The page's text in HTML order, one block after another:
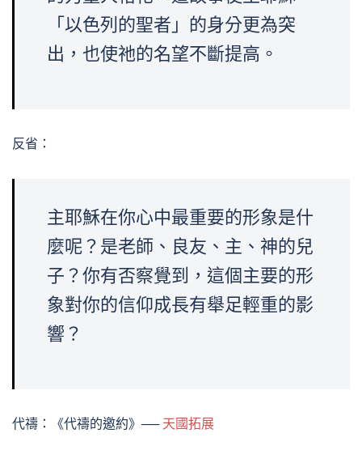
「以色列的聖者」的身分更為突
出，也使祂的名望不斷提高。
反省：
主耶穌在你心中最重要的形象是什
麼呢？是老師、良友、主、神的兒
子？你有否察覺到，這個主要的形
象對你的信仰成長有舉足輕重的影
響？
代禱：《代禱的邀約》── 天國拓展